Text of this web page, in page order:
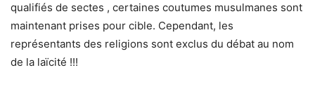
qualifiés de sectes , certaines coutumes musulmanes sont
maintenant prises pour cible. Cependant, les
représentants des religions sont exclus du débat au nom
de la laïcité !!!